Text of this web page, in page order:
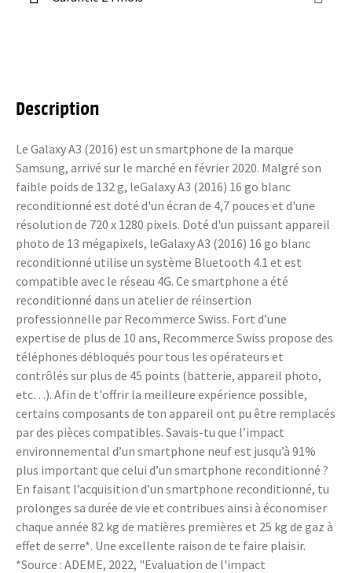
Description
Le Galaxy A3 (2016) est un smartphone de la marque
Samsung, arrivé sur le marché en février 2020. Malgré son
faible poids de 132 g, leGalaxy A3 (2016) 16 go blanc
reconditionné est doté d'un écran de 4,7 pouces et d'une
résolution de 720 x 1280 pixels. Doté d'un puissant appareil
photo de 13 mégapixels, leGalaxy A3 (2016) 16 go blanc
reconditionné utilise un système Bluetooth 4.1 et est
compatible avec le réseau 4G. Ce smartphone a été
reconditionné dans un atelier de réinsertion
professionnelle par Recommerce Swiss. Fort d’une
expertise de plus de 10 ans, Recommerce Swiss propose des
téléphones débloqués pour tous les opérateurs et
contrôlés sur plus de 45 points (batterie, appareil photo,
etc…). Afin de t'offrir la meilleure expérience possible,
certains composants de ton appareil ont pu être remplacés
par des pièces compatibles. Savais-tu que l’impact
environnemental d’un smartphone neuf est jusqu’à 91%
plus important que celui d’un smartphone reconditionné ?
En faisant l’acquisition d’un smartphone reconditionné, tu
prolonges sa durée de vie et contribues ainsi à économiser
chaque année 82 kg de matières premières et 25 kg de gaz à
effet de serre*. Une excellente raison de te faire plaisir.
*Source : ADEME, 2022, "Evaluation de l'impact